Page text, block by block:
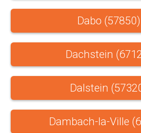
Dabo (57850)
Dachstein
Dalstein
Dambach-la-Ville